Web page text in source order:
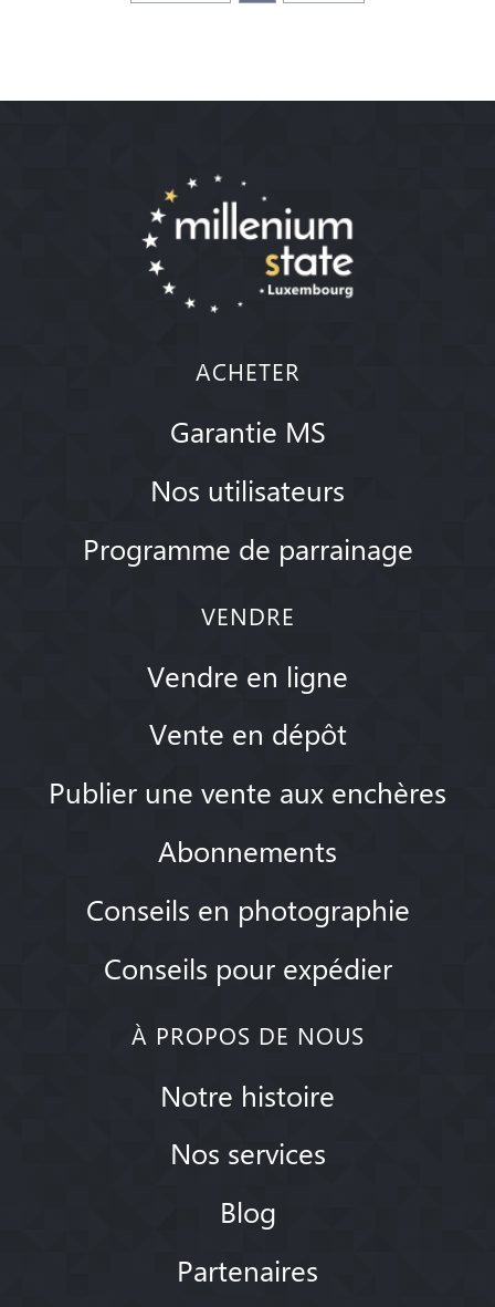
ACHETER
Garantie MS
Nos utilisateurs
Programme de parrainage
VENDRE
Vendre en ligne
Vente en dépôt
Publier une vente aux enchères
Abonnements
Conseils en photographie
Conseils pour expédier
À PROPOS DE NOUS
Notre histoire
Nos services
Blog
Partenaires